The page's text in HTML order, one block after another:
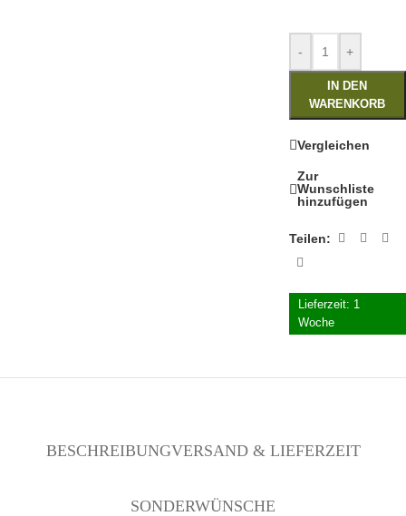
- +
IN DEN
WARENKORB
Vergleichen
Zur
Wunschliste
hinzufügen
Teilen:
Lieferzeit: 1
Woche
BESCHREIBUNGVERSAND & LIEFERZEIT
SONDERWÜNSCHE